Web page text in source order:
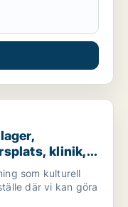
butik,
klinik,
för
där vi kan göra